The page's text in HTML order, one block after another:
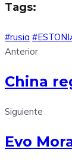
Tags:
#rusia
Anterior
China
Siguiente
Evo